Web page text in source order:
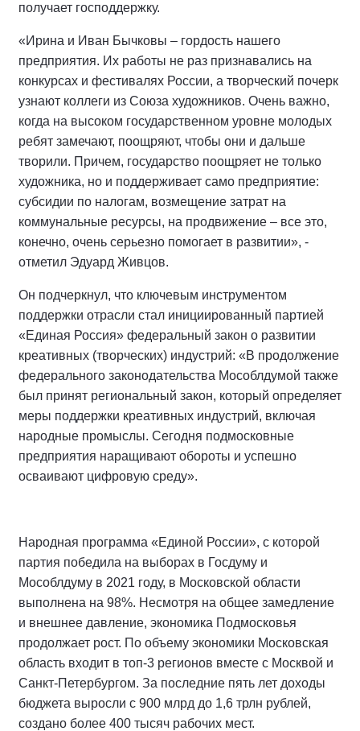
получает господдержку.
«Ирина и Иван Бычковы – гордость нашего
предприятия. Их работы не раз признавались на
конкурсах и фестивалях России, а творческий почерк
узнают коллеги из Союза художников. Очень важно,
когда на высоком государственном уровне молодых
ребят замечают, поощряют, чтобы они и дальше
творили. Причем, государство поощряет не только
художника, но и поддерживает само предприятие:
субсидии по налогам, возмещение затрат на
коммунальные ресурсы, на продвижение – все это,
конечно, очень серьезно помогает в развитии», -
отметил Эдуард Живцов.
Он подчеркнул, что ключевым инструментом
поддержки отрасли стал инициированный партией
«Единая Россия» федеральный закон о развитии
креативных (творческих) индустрий: «В продолжение
федерального законодательства Мособлдумой также
был принят региональный закон, который определяет
меры поддержки креативных индустрий, включая
народные промыслы. Сегодня подмосковные
предприятия наращивают обороты и успешно
осваивают цифровую среду».
Народная программа «Единой России», с которой
партия победила на выборах в Госдуму и
Мособлдуму в 2021 году, в Московской области
выполнена на 98%. Несмотря на общее замедление
и внешнее давление, экономика Подмосковья
продолжает рост. По объему экономики Московская
область входит в топ-3 регионов вместе с Москвой и
Санкт-Петербургом. За последние пять лет доходы
бюджета выросли с 900 млрд до 1,6 трлн рублей,
создано более 400 тысяч рабочих мест.